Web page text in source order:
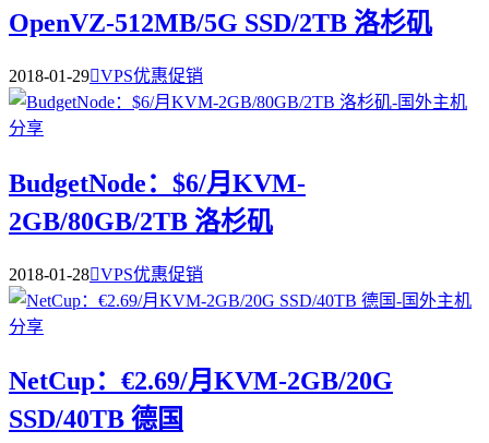
OpenVZ-512MB/5G SSD/2TB 洛杉矶
2018-01-29VPS优惠促销
BudgetNode：$6/月KVM-
2GB/80GB/2TB 洛杉矶
2018-01-28VPS优惠促销
NetCup：€2.69/月KVM-2GB/20G
SSD/40TB 德国